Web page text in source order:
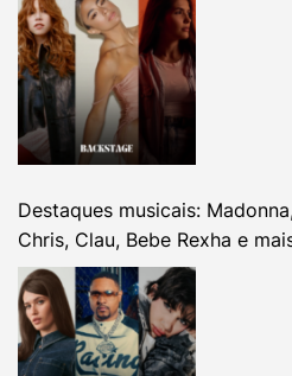
Destaques musicais:
Chris, Clau, Bebe Rexha e